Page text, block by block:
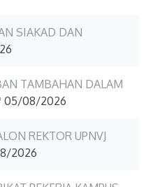
SIAKAD DAN
TAMBAHAN DALAM
05/08/2026
REKTOR UPNVJ
2026